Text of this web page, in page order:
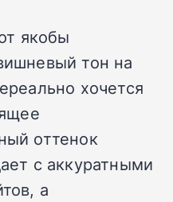
якобы
тон на
хочется
оттенок
с аккуратными
а